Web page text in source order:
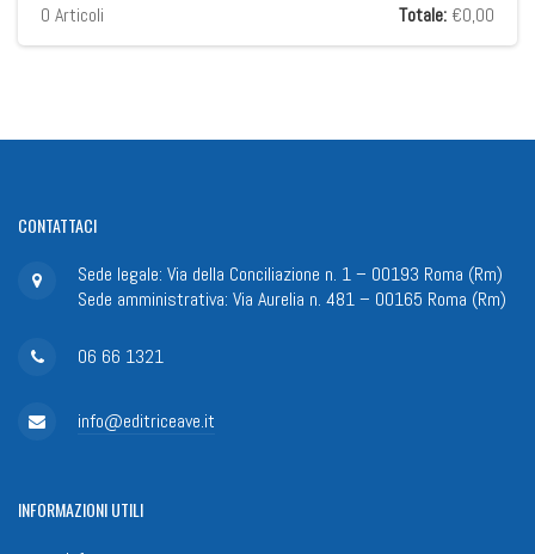
0 Articoli Totale: €0,00
CONTATTACI
Sede legale: Via della Conciliazione n. 1 – 00193 Roma (Rm)
Sede amministrativa: Via Aurelia n. 481 – 00165 Roma (Rm)
06 66 1321
info@editriceave.it
INFORMAZIONIUTILI